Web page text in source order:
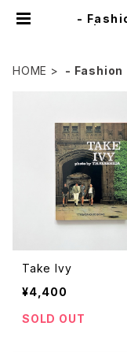
-
HOME - Fashion |
Take Ivy
¥4,400
SOLD OUT